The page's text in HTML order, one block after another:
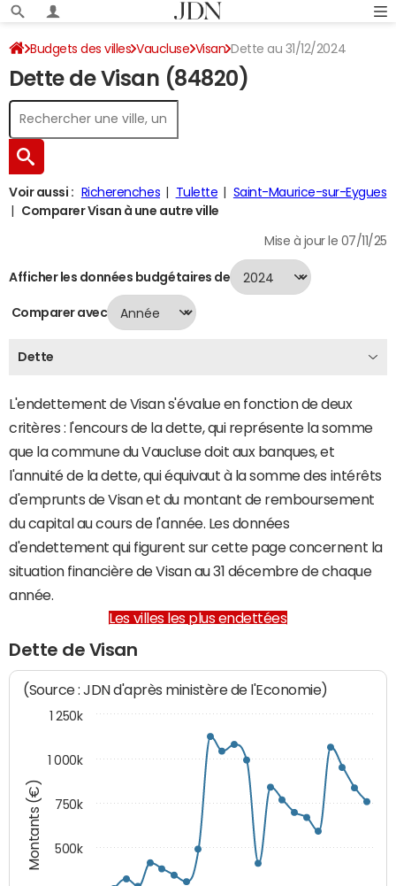
Budgets des villes Vaucluse Visan Dette au 31/12/2024
Dette de Visan (84820)
Voir aussi : Richerenches Tulette
Saint-Maurice-sur-Eygues
Comparer Visan à une autre ville
Mise à jour le 07/11/25
Afficher les données budgétaires de
Comparer avec
Dette
L'endettement de Visan s'évalue en fonction de deux
critères : l'encours de la dette, qui représente la somme
que la commune du Vaucluse doit aux banques, et
l'annuité de la dette, qui équivaut à la somme des intérêts
d'emprunts de Visan et du montant de remboursement
du capital au cours de l'année. Les données
d'endettement qui figurent sur cette page concernent la
situation financière de Visan au 31 décembre de chaque
année.
Les villes les plus endettées
Dette de Visan
Montants (€)
(Source : JDN d'après ministère de l'Economie)
500k
750k
1 000k
1 250k